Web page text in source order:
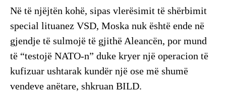
Në të njëjtën kohë, sipas vlerësimit të shërbimit
special lituanez VSD, Moska nuk është ende në
gjendje të sulmojë të gjithë Aleancën, por mund
të “testojë NATO-n” duke kryer një operacion të
kufizuar ushtarak kundër një ose më shumë
vendeve anëtare, shkruan BILD.